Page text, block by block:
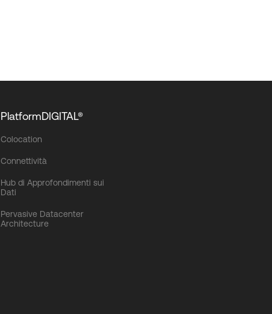
PlatformDIGITAL®
Colocation
Connettività
Hub di Approfondimenti sui
Dati
Pervasive Datacenter
Architecture